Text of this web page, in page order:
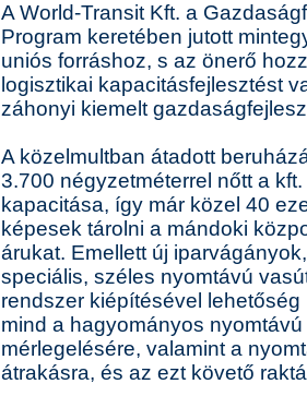
A World-Transit Kft. a
Program keretében jutott
uniós forráshoz, s az önerő
logisztikai kapacitásfejlesztést
záhonyi kiemelt
A közelmultban átadott
3.700 négyzetméterrel nőtt a
kapacitása, így már közel 40
képesek tárolni a mándoki
árukat. Emellett új
speciális, széles nyomtávú
rendszer kiépítésével
mind a hagyományos
mérlegelésére, valamint a
átrakásra, és az ezt követő